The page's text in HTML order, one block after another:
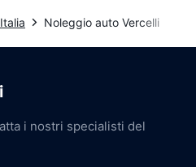
Noleggio auto Vercelli
i nostri specialisti del